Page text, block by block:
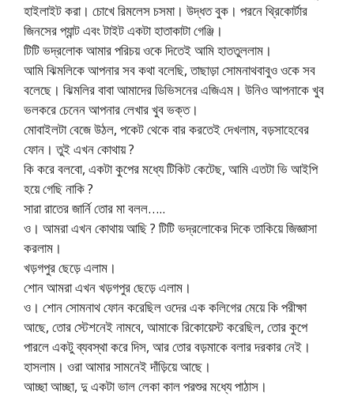
হাইলাইট করা। চোখে রিমলেস চসমা। উদ্ধত বুক। পরনে থ্রিকোর্টার
জিনসের প্যান্ট এবং টাইট একটা হাতাকাটা গেঞ্জি।
টিটি ভদ্রলোক আমার পরিচয় ওকে দিতেই আমি হাততুললাম।
আমি ঝিমলিকে আপনার সব কথা বলেছি, তাছাড়া সোমনাথবাবুও ওকে সব
বলেছে। ঝিমলির বাবা আমাদের ডিভিসনের এজিএম। উনিও আপনাকে খুব
ভলকরে চেনেন আপনার লেখার খুব ভক্ত।
মোবাইলটা বেজে উঠল, পকেট থেকে বার করতেই দেখলাম, বড়সাহেবের
ফোন। তুই এখন কোথায় ?
কি করে বলবো, একটা কুপের মধ্যে টিকিট কেটেছ, আমি এতটা ভি আইপি
হয়ে গেছি নাকি ?
সারা রাতের জার্নি তোর মা বলল…..
ও। আমরা এখন কোথায় আছি ? টিটি ভদ্রলোকের দিকে তাকিয়ে জিজ্ঞাসা
করলাম।
খড়গপুর ছেড়ে এলাম।
শোন আমরা এখন খড়গপুর ছেড়ে এলাম।
ও। শোন সোমনাথ ফোন করেছিল ওদের এক কলিগের মেয়ে কি পরীক্ষা
আছে, তোর স্টেশনেই নামবে, আমাকে রিকোয়েস্ট করেছিল, তোর কুপে
পারলে একটু ব্যবস্থা করে দিস, আর তোর বড়মাকে বলার দরকার নেই।
হাসলাম। ওরা আমার সামনেই দাঁড়িয়ে আছে।
আচ্ছা আচ্ছা, দু একটা ভাল লেকা কাল পরশুর মধ্যে পাঠাস।